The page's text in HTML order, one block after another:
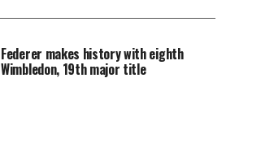
Federer makes history with eighth
Wimbledon, 19th major title